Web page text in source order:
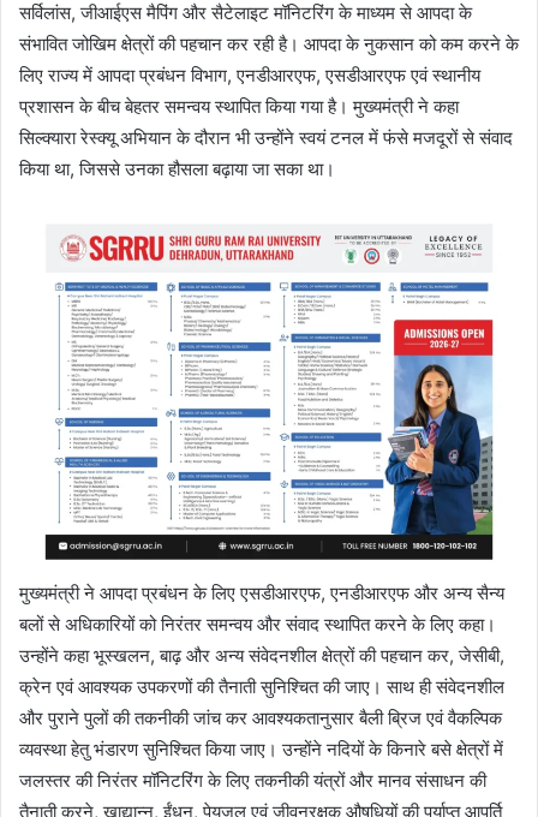
सर्विलांस, जीआईएस मैपिंग और सैटेलाइट मॉनिटरिंग के माध्यम से आपदा के
संभावित जोखिम क्षेत्रों की पहचान कर रही है। आपदा के नुकसान को कम करने के
लिए राज्य में आपदा प्रबंधन विभाग, एनडीआरएफ, एसडीआरएफ एवं स्थानीय
प्रशासन के बीच बेहतर समन्वय स्थापित किया गया है। मुख्यमंत्री ने कहा
सिल्क्यारा रेस्क्यू अभियान के दौरान भी उन्होंने स्वयं टनल में फंसे मजदूरों से संवाद
किया था, जिससे उनका हौसला बढ़ाया जा सका था।
मुख्यमंत्री ने आपदा प्रबंधन के लिए एसडीआरएफ, एनडीआरएफ और अन्य सैन्य
बलों से अधिकारियों को निरंतर समन्वय और संवाद स्थापित करने के लिए कहा।
उन्होंने कहा भूस्खलन, बाढ़ और अन्य संवेदनशील क्षेत्रों की पहचान कर, जेसीबी,
क्रेन एवं आवश्यक उपकरणों की तैनाती सुनिश्चित की जाए। साथ ही संवेदनशील
और पुराने पुलों की तकनीकी जांच कर आवश्यकतानुसार बैली ब्रिज एवं वैकल्पिक
व्यवस्था हेतु भंडारण सुनिश्चित किया जाए। उन्होंने नदियों के किनारे बसे क्षेत्रों में
जलस्तर की निरंतर मॉनिटरिंग के लिए तकनीकी यंत्रों और मानव संसाधन की
तैनाती करने, खाद्यान्न, ईंधन, पेयजल एवं जीवनरक्षक औषधियों की पर्याप्त आपूर्ति